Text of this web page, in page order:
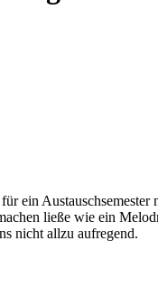
ein
ließe wie ein
nicht allzu aufregend.